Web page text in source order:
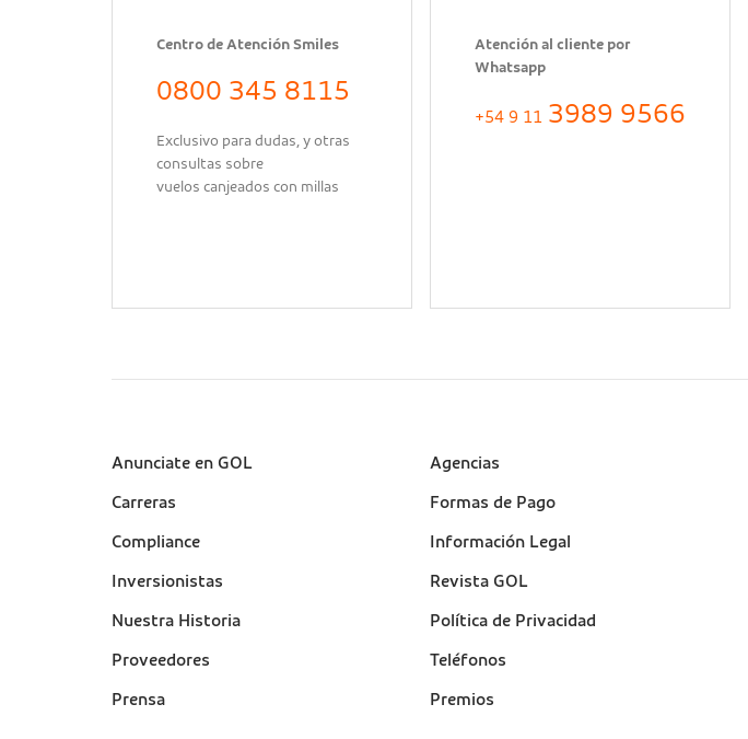
Centro de Atención Smiles
0800 345 8115
Exclusivo para dudas, y otras
consultas sobre
vuelos canjeados con millas
Atención al cliente por
Whatsapp
+54 9 11 3989 9566
Sobre a Gol (footer)
Anunciate en GOL
Carreras
Compliance
Inversionistas
Nuestra Historia
Proveedores
Prensa
Suporte
Agencias
Formas de Pago
Información Legal
Revista GOL
Política de Privacidad
Teléfonos
Premios